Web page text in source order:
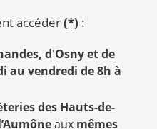
accéder(*) :
d'Osny et de
au vendredi de 8h à
des Hauts-de-
aux mêmes